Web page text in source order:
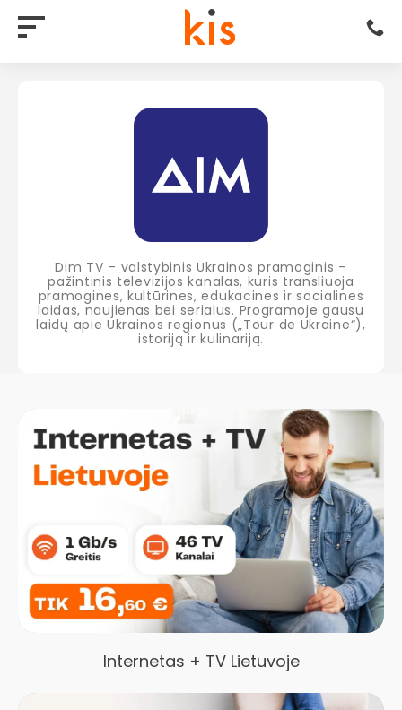
Dim TV – valstybinis Ukrainos pramoginis –
pažintinis televizijos kanalas, kuris transliuoja
pramogines, kultūrines, edukacines ir socialines
laidas, naujienas bei serialus. Programoje gausu
laidų apie Ukrainos regionus („Tour de Ukraine“),
istoriją ir kulinariją.
Internetas + TV Lietuvoje